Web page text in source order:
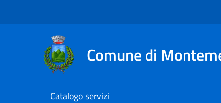
Navigazione
Comune di
Catalogo servizi